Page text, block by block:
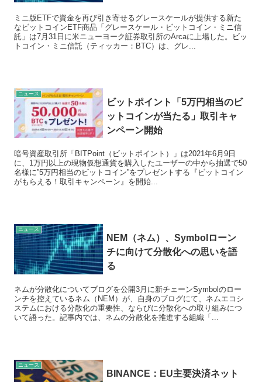
ミニ版ETFで資金を再び引き寄せるグレースケールが提供する新た
なビットコインETF商品「グレースケール・ビットコイン・ミニ信
託」は7月31日に米ニューヨーク証券取引所のArcaに上場した。ビッ
トコイン・ミニ信託（ティッカー：BTC）は、グレ...
ニュース
ビットポイント「5万円相当のビ
ットコインが当たる」取引キャ
ンペーン開始
暗号資産取引所「BITPoint（ビットポイント）」は2021年6月9日
に、1万円以上の現物仮想通貨を購入したユーザーの中から抽選で50
名様に”5万円相当のビットコイン”をプレゼントする『ビットコイン
がもらえる！取引キャンペーン』を開始...
ニュース
NEM（ネム）、Symbolローン
チに向けて分散化への思いを語
る
ネムが分散化についてブログを公開3月に新チェーンSymbolのロー
ンチを控えているネム（NEM）が、自身のブログにて、ネムエコシ
ステムにおける分散化の重要性、ならびに分散化への取り組みにつ
いて語った。記事内では、ネムの分散化を推進する組織「...
ニュース
BINANCE：EU主要決済ネット